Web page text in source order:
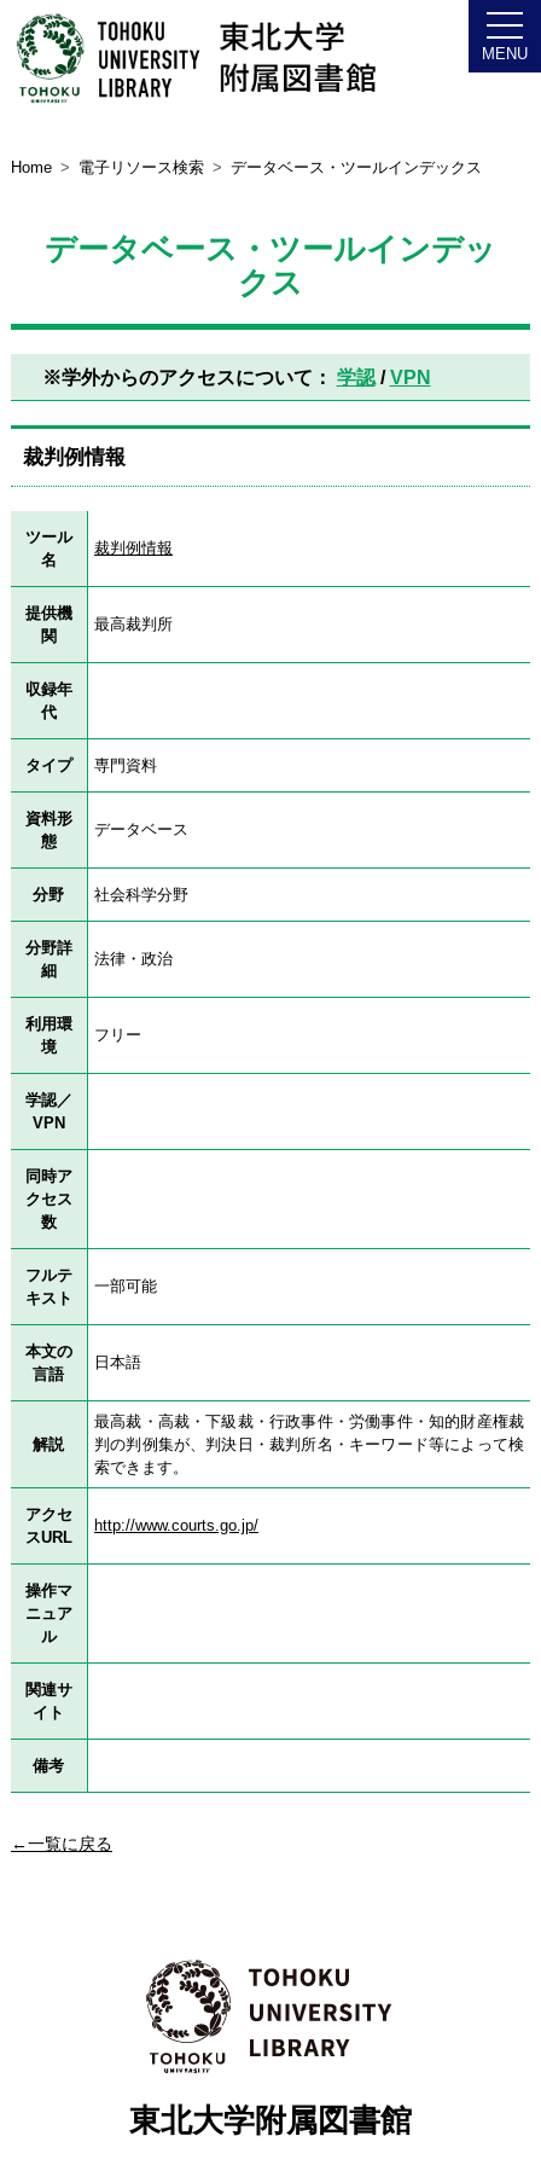
Home 電子リソース検索 データベース・ツールインデックス
データベース・ツールインデッ
クス
※学外からのアクセスについて： 学認/VPN
裁判例情報
ツール
名
裁判例情報
提供機
関
最高裁判所
収録年
代
タイプ 専門資料
資料形
態
データベース
分野 社会科学分野
分野詳
細
法律・政治
利用環
境
フリー
学認／
VPN
同時ア
クセス
数
フルテ
キスト
一部可能
本文の
言語
日本語
解説
最高裁・高裁・下級裁・行政事件・労働事件・知的財産権裁
判の判例集が、判決日・裁判所名・キーワード等によって検
索できます。
アクセ
スURL
http://www.courts.go.jp/
操作マ
ニュア
ル
関連サ
イト
備考
←一覧に戻る
東北大学附属図書館